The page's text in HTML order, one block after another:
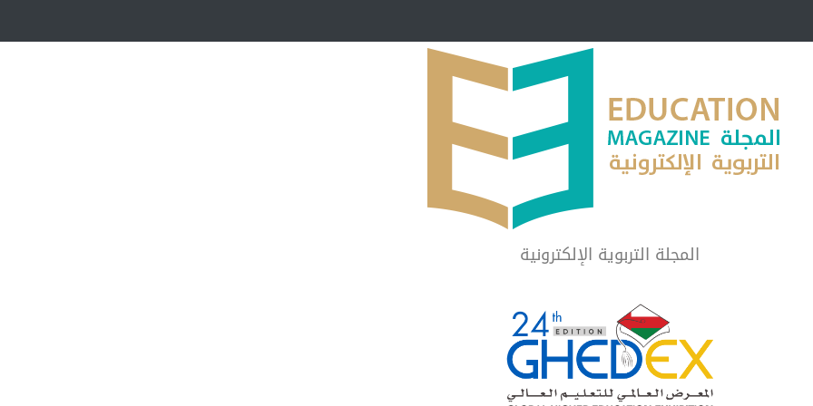
شراكة مجتمعية لمجمع تعليمي بالطائف تستهدف الأيتام وأبناء
الشهداء والمتفوقين
لماذا تعد برامج توعية الأطفال بخصوصية الجسد وقاية لا فضول؟
المجلة التربوية الإلكترونية